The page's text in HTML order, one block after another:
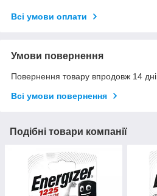
Всі умови оплати
Умови повернення
Повернення товару впродовж 14
Всі умови повернення
Подібні товари компанії